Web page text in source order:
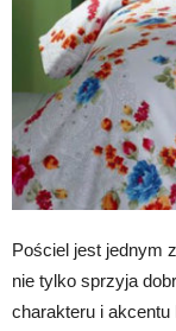
Pościel jest jednym
nie tylko sprzyja
charakteru i